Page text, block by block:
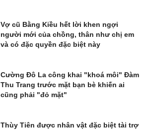
Vợ cũ Bằng Kiều hết lời khen ngợi
người mới của chồng, thân như chị em
và có đặc quyền đặc biệt này
Cường Đô La công khai "khoá môi" Đàm
Thu Trang trước mặt bạn bè khiến ai
cũng phải "đỏ mặt"
Thùy Tiên được nhân vật đặc biệt tài trợ